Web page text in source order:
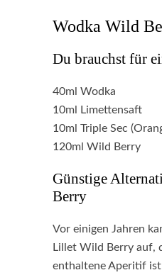
Wodka Wild
Du brauchst für
40ml Wodka
10ml Limettensaft
10ml Triple Sec
120ml Wild Berry
Günstige
Berry
Vor einigen Jahren
Lillet Wild Berry auf,
enthaltene Aperitif ist